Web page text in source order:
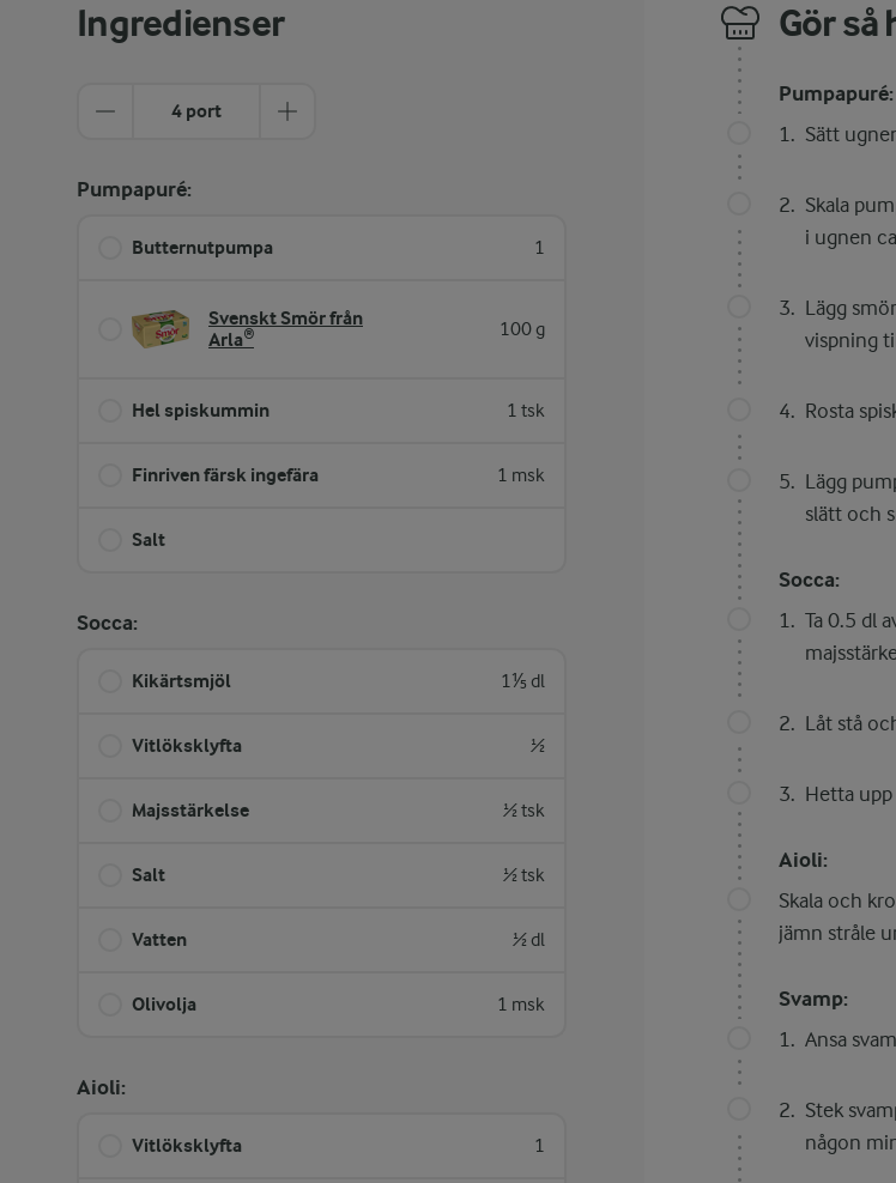
Ingredienser
4 port
Pumpapuré:
Butternutpumpa 1
Svenskt Smör från
Arla®
100 g
Hel spiskummin 1 tsk
Finriven färsk ingefära 1 msk
Salt
Socca:
Kikärtsmjöl 1⅕ dl
Vitlöksklyfta ½
Majsstärkelse ½ tsk
Salt ½ tsk
Vatten ½ dl
Olivolja 1 msk
Aioli:
Vitlöksklyfta 1
Gör så
Pumpapuré:
Sätt
Skala
i ugnen
Lägg
vispning
Rosta
Lägg
slätt och
Socca:
Ta 0.5 dl
Låt stå
Hetta
Aioli:
Skala och
jämn stråle
Svamp:
Ansa
Stek
någon